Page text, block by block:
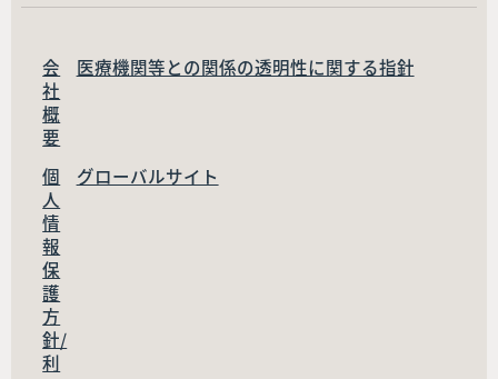
会
社
概
要
医療機関等との関係の透明性に関する指針
個
人
情
報
保
護
方
針/
利
グローバルサイト